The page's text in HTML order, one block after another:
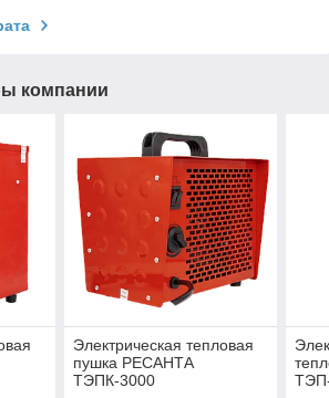
компании
Электрическая тепловая
пушка РЕСАНТА
ТЭПК-3000